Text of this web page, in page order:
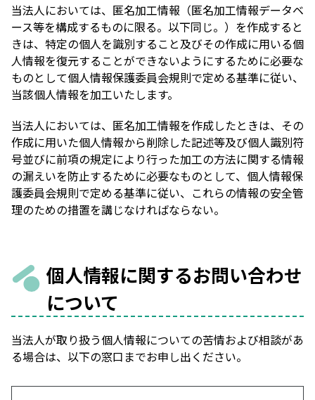
当法人においては、匿名加工情報（匿名加工情報データベ
ース等を構成するものに限る。以下同じ。）を作成すると
きは、特定の個人を識別すること及びその作成に用いる個
人情報を復元することができないようにするために必要な
ものとして個人情報保護委員会規則で定める基準に従い、
当該個人情報を加工いたします。
当法人においては、匿名加工情報を作成したときは、その
作成に用いた個人情報から削除した記述等及び個人識別符
号並びに前項の規定により行った加工の方法に関する情報
の漏えいを防止するために必要なものとして、個人情報保
護委員会規則で定める基準に従い、これらの情報の安全管
理のための措置を講じなければならない。
個人情報に関するお問い合わせ
について
当法人が取り扱う個人情報についての苦情および相談があ
る場合は、以下の窓口までお申し出ください。